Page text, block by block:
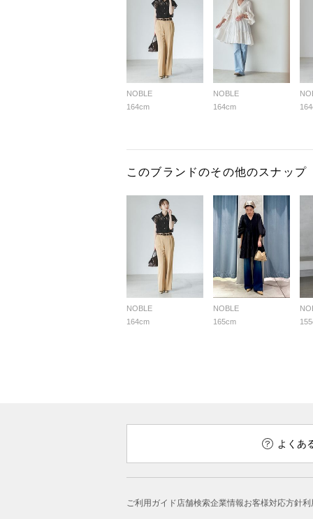
NOBLE
164cm
NOBLE
164cm
このブランドのその他のスナップ
NOBLE
164cm
NOBLE
165cm
よくあ
ご利用ガイド店舗検索企業情報お客様対応方針利